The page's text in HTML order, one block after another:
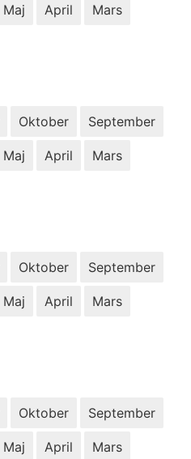
Maj April Mars
Oktober September
Maj April Mars
Oktober September
Maj April Mars
Oktober September
Maj April Mars